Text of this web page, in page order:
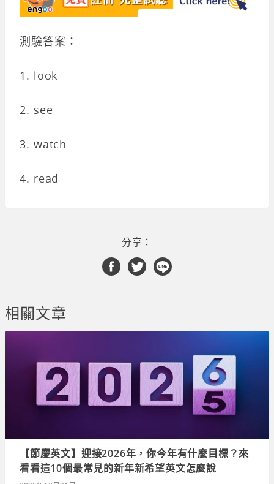
測驗答案：
1. look
2. see
3. watch
4. read
分享：
相關文章
【節慶英文】迎接2026年，你今年有什麼目標？來
看看這10個最常見的新年新希望英文怎麼說